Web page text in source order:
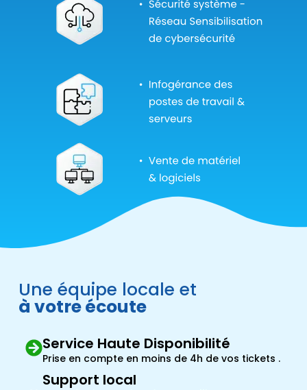
Une équipe locale et
à votre écoute
Service Haute Disponibilité
Prise en compte en moins de 4h de vos tickets .
Support local